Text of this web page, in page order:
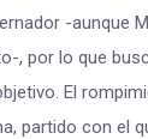
-aunque
, por lo que
El
partido con el